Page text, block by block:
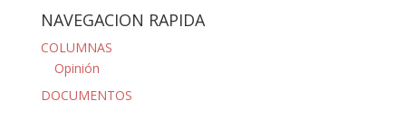
NAVEGACION RAPIDA
COLUMNAS
Opinión
DOCUMENTOS